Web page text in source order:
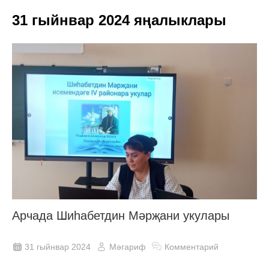
31 гыйнвар 2024 яңалыклары
Арчада Шиһабетдин Мәрҗани укулары
31 гыйнвар 2024 Мәгариф Комментарий